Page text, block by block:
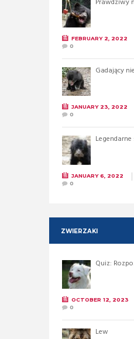
FEBRUARY 2, 2022
0
Gadający
JANUARY 23, 2022
0
JANUARY 6, 2022
0
ZWIERZAKI
Quiz:
OCTOBER 12, 2023
0
Lew